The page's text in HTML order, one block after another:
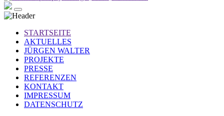
STARTSEITE
AKTUELLES
JÜRGEN WALTER
PROJEKTE
PRESSE
REFERENZEN
KONTAKT
IMPRESSUM
DATENSCHUTZ